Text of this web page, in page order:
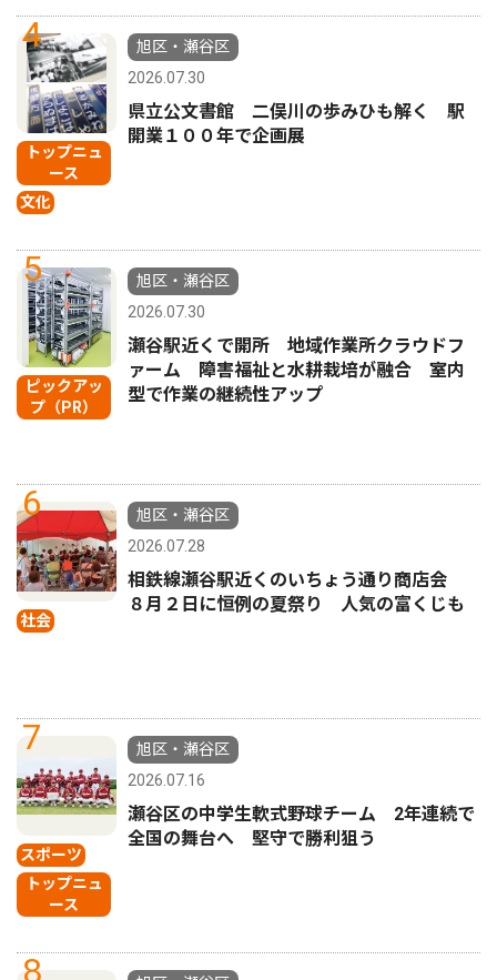
4
トップニュ
ース
文化
旭区・瀬谷区
2026.07.30
県立公文書館 二俣川の歩みひも解く 駅
開業１００年で企画展
5
ピックアッ
プ（PR）
旭区・瀬谷区
2026.07.30
瀬谷駅近くで開所 地域作業所クラウドフ
ァーム 障害福祉と水耕栽培が融合 室内
型で作業の継続性アップ
6
社会
旭区・瀬谷区
2026.07.28
相鉄線瀬谷駅近くのいちょう通り商店会
８月２日に恒例の夏祭り 人気の富くじも
7
スポーツ
トップニュ
ース
旭区・瀬谷区
2026.07.16
瀬谷区の中学生軟式野球チーム 2年連続で
全国の舞台へ 堅守で勝利狙う
8